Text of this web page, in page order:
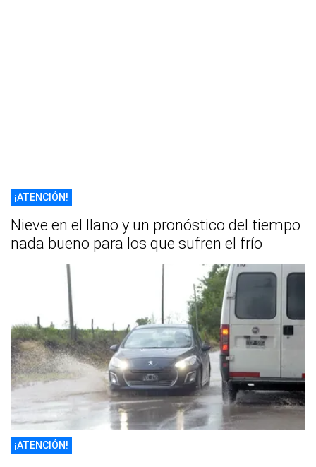
¡ATENCIÓN!
Nieve en el llano y un pronóstico del tiempo
nada bueno para los que sufren el frío
¡ATENCIÓN!